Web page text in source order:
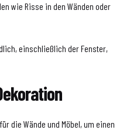
wie Risse in den Wänden oder
einschließlich der Fenster,
die Wände und Möbel, um einen